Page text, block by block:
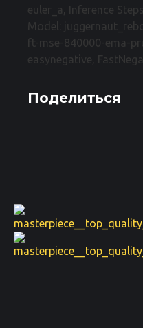
euler_a, Inference
Model:
ft-mse-840000-ema-
easynegative,
Поделиться